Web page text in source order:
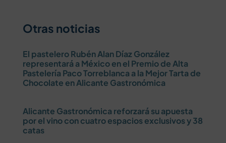
Otras noticias
El pastelero Rubén Alan Díaz González
representará a México en el Premio de Alta
Pastelería Paco Torreblanca a la Mejor Tarta de
Chocolate en Alicante Gastronómica
Alicante Gastronómica reforzará su apuesta
por el vino con cuatro espacios exclusivos y 38
catas